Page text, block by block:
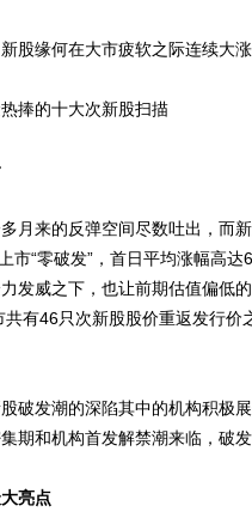
股缘何在大市疲软之际连续大涨
捧的十大次新股扫描
来的反弹空间尽数吐出，而新
市“零破发”，首日平均涨幅高
发威之下，也让前期估值偏低
有46只次新股股价重返发行
发潮的深陷其中的机构积极展
期和机构首发解禁潮来临，破
亮点